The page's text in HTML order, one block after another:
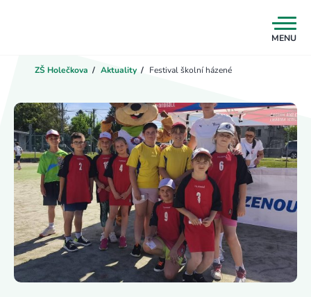
MENU
ZŠ Holečkova / Aktuality / Festival školní házené